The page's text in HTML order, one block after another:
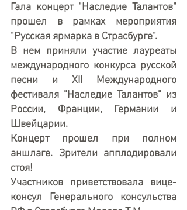
Гала концерт "Наследие Талантов"
прошел в рамках мероприятия
"Русская ярмарка в Страсбурге".
В нем приняли участие лауреаты
международного конкурса русской
песни и XII Международного
фестиваля "Наследие Талантов" из
России, Франции, Германии и
Швейцарии.
Концерт прошел при полном
аншлаге. Зрители апплодировали
стоя!
Участников приветствовала вице-
консул Генерального консульства